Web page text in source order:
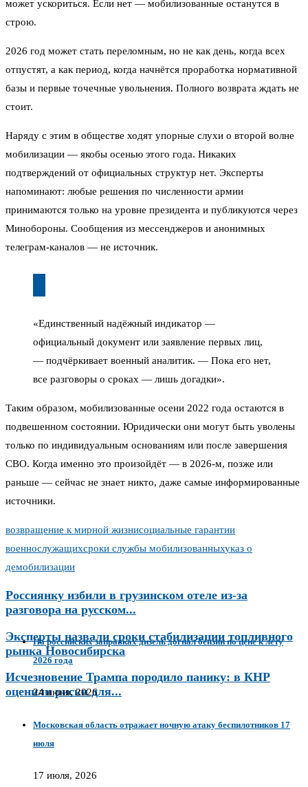
может ускориться. Если нет — мобилизованные останутся в
строю.
2026 год может стать переломным, но не как день, когда всех
отпустят, а как период, когда начнётся проработка нормативной
базы и первые точечные увольнения. Полного возврата ждать не
стоит.
Наряду с этим в обществе ходят упорные слухи о второй волне
мобилизации — якобы осенью этого года. Никаких
подтверждений от официальных структур нет. Эксперты
напоминают: любые решения по численности армии
принимаются только на уровне президента и публикуются через
Минобороны. Сообщения из мессенджеров и анонимных
телеграм-каналов — не источник.
«Единственный надёжный индикатор —
официальный документ или заявление первых лиц,
— подчёркивает военный аналитик. — Пока его нет,
все разговоры о сроках — лишь догадки».
Таким образом, мобилизованные осени 2022 года остаются в
подвешенном состоянии. Юридически они могут быть уволены
только по индивидуальным основаниям или после завершения
СВО. Когда именно это произойдёт — в 2026-м, позже или
раньше — сейчас не знает никто, даже самые информированные
источники.
возвращение к мирной жизнисоциальные гарантии
военнослужащихсроки службы мобилизованныхуказ о
демобилизации
Россиянку избили в грузинском отеле из‑за
разговора на русском...
Эксперты назвали сроки стабилизации топливного
рынка Новосибирска
Исчезновение Трампа породило панику: в КНР
оценили риски для...
На российских заправках дизель догнал бензин по цене к лету
2026 года
24 июня, 2026
Московская область отражает ночную атаку беспилотников 17
июля
17 июля, 2026